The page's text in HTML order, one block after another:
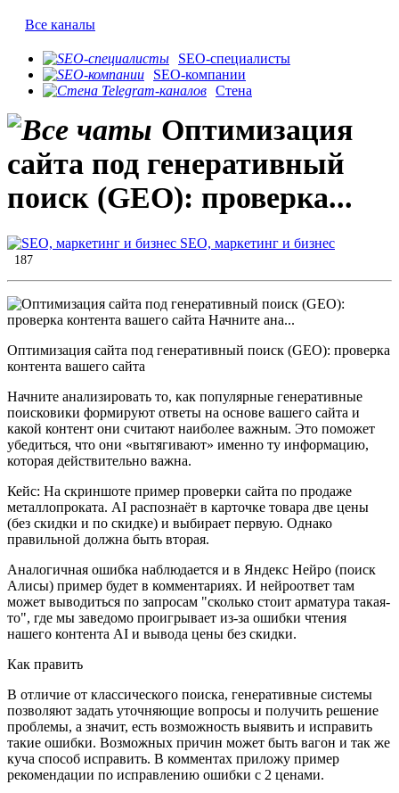
Все каналы
SEO-специалисты
SEO-компании
Стена
Оптимизация
сайта под генеративный
поиск (GEO): проверка...
SEO, маркетинг и бизнес
187
Оптимизация сайта под генеративный поиск (GEO): проверка
контента вашего сайта
Начните анализировать то, как популярные генеративные
поисковики формируют ответы на основе вашего сайта и
какой контент они считают наиболее важным. Это поможет
убедиться, что они «вытягивают» именно ту информацию,
которая действительно важна.
Кейс: На скриншоте пример проверки сайта по продаже
металлопроката. AI распознаёт в карточке товара две цены
(без скидки и по скидке) и выбирает первую. Однако
правильной должна быть вторая.
Аналогичная ошибка наблюдается и в Яндекс Нейро (поиск
Алисы) пример будет в комментариях. И нейроответ там
может выводиться по запросам "сколько стоит арматура такая-
то", где мы заведомо проигрывает из-за ошибки чтения
нашего контента AI и вывода цены без скидки.
Как править
В отличие от классического поиска, генеративные системы
позволяют задать уточняющие вопросы и получить решение
проблемы, а значит, есть возможность выявить и исправить
такие ошибки. Возможных причин может быть вагон и так же
куча способ исправить. В комментах приложу пример
рекомендации по исправлению ошибки с 2 ценами.